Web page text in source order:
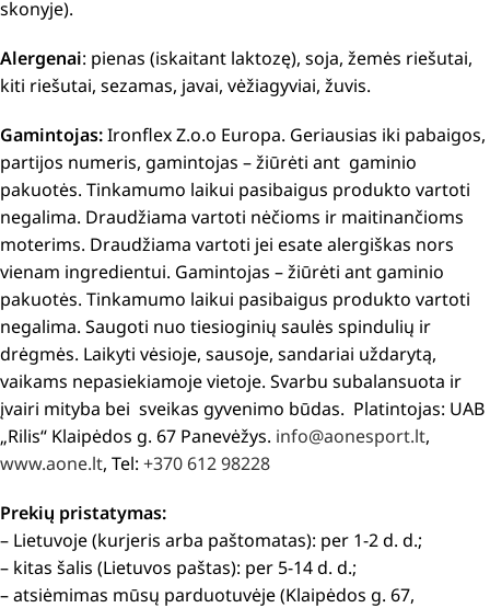
skonyje).
Alergenai: pienas (iskaitant laktozę), soja, žemės riešutai,
kiti riešutai, sezamas, javai, vėžiagyviai, žuvis.
Gamintojas:Ironflex Z.o.o Europa. Geriausias iki pabaigos,
partijos numeris, gamintojas – žiūrėti ant gaminio
pakuotės. Tinkamumo laikui pasibaigus produkto vartoti
negalima. Draudžiama vartoti nėčioms ir maitinančioms
moterims. Draudžiama vartoti jei esate alergiškas nors
vienam ingredientui. Gamintojas – žiūrėti ant gaminio
pakuotės. Tinkamumo laikui pasibaigus produkto vartoti
negalima. Saugoti nuo tiesioginių saulės spindulių ir
drėgmės. Laikyti vėsioje, sausoje, sandariai uždarytą,
vaikams nepasiekiamoje vietoje. Svarbu subalansuota ir
įvairi mityba bei sveikas gyvenimo būdas. Platintojas: UAB
„Rilis“ Klaipėdos g. 67 Panevėžys. info@aonesport.lt,
www.aone.lt, Tel: +370 612 98228
Prekių pristatymas:
– Lietuvoje (kurjeris arba paštomatas): per 1-2 d. d.;
– kitas šalis (Lietuvos paštas): per 5-14 d. d.;
– atsiėmimas mūsų parduotuvėje (Klaipėdos g. 67,